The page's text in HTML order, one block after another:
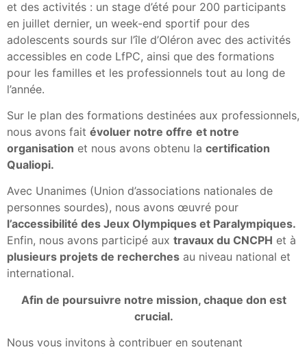
et des activités : un stage d’été pour 200 participants
en juillet dernier, un week-end sportif pour des
adolescents sourds sur l’île d’Oléron avec des activités
accessibles en code LfPC, ainsi que des formations
pour les familles et les professionnels tout au long de
l’année.
Sur le plan des formations destinées aux professionnels,
nous avons fait évoluer notre offre et notre
organisation et nous avons obtenu la certification
Qualiopi.
Avec Unanimes (Union d’associations nationales de
personnes sourdes), nous avons œuvré pour
l’accessibilité des Jeux Olympiques et Paralympiques.
Enfin, nous avons participé aux travaux du CNCPH et à
plusieurs projets de recherches au niveau national et
international.
Afin de poursuivre notre mission, chaque don est
crucial.
Nous vous invitons à contribuer en soutenant